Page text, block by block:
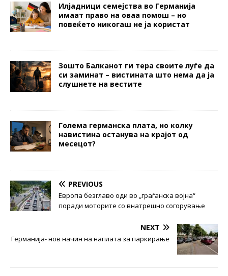
Илјадници семејства во Германија
имаат право на оваа помош – но
повеќето никогаш не ја користат
Зошто Балканот ги тера своите луѓе да
си заминат – вистината што нема да ја
слушнете на вестите
Голема германска плата, но колку
навистина останува на крајот од
месецот?
PREVIOUS
Европа безглаво оди во „граѓанска војна“
поради моторите со внатрешно согорување
NEXT
Германија- нов начин на наплата за паркирање